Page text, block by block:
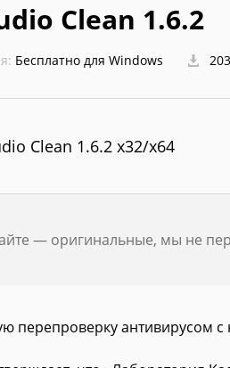
Clean 1.6.2
Бесплатно для Windows
Clean 1.6.2 x32/x64
— оригинальные, мы не
перепроверку антивирусом